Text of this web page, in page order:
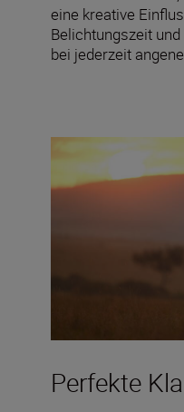
eine kreative
Belichtungszeit
bei jederzeit
Perfekte